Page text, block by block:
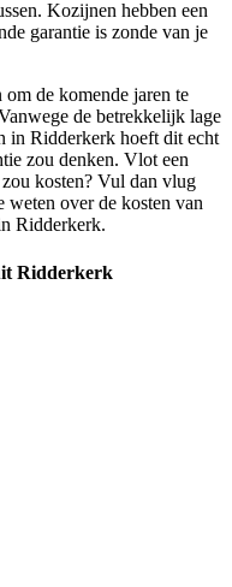
Kozijnen hebben een
garantie is zonde van je
de komende jaren te
de betrekkelijk lage
in Ridderkerk hoeft dit echt
zou denken. Vlot een
kosten? Vul dan vlug
over de kosten van
Ridderkerk.
Ridderkerk